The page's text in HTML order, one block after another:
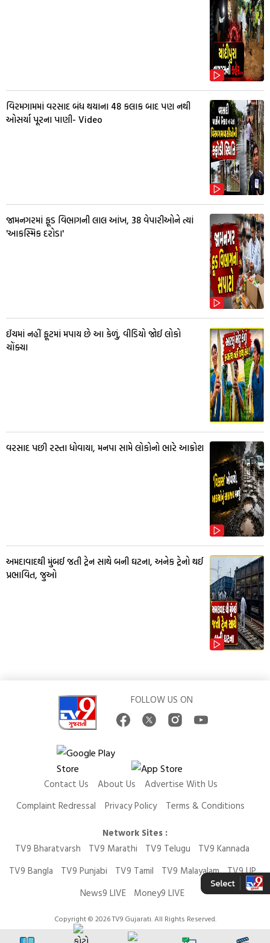
વિરમગામમાં વરસાદ બંધ થયાના 48 કલાક બાદ પણ નથી
ઓસર્યા પૂરના પાણી- Video
જામનગરમાં ફૂડ વિભાગની લાલ આંખ, 38 વેપારીઓને ત્યાં
'આકસ્મિક દરોડા'
ઈંચમાં નહીં ફૂટમાં મપાય છે આ કેળું, વીડિયો જોઈ લોકો
ચોંક્યા
વરસાદ પછી રસ્તા ધોવાયા, મનપા સામે લોકોનો ભારે આક્રોશ
અમદાવાદથી મુંબઈ જતી ટ્રેન સાથે બની ઘટના, અનેક ટ્રેનો થઈ
પ્રભાવિત, જુઓ
FOLLOW US ON
Contact Us About Us
Advertise With Us
Complaint Redressal
Privacy Policy
Terms & Conditions
Network Sites :
TV9 Bharatvarsh
TV9 Marathi TV9 Telugu
TV9 Kannada
TV9 Bangla
TV9 Punjabi TV9 Tamil TV9 Malayalam TV9 UP
News9 LIVE
Money9 LIVE
Copyright © 2026 TV9 Gujarati. All Rights Reserved.